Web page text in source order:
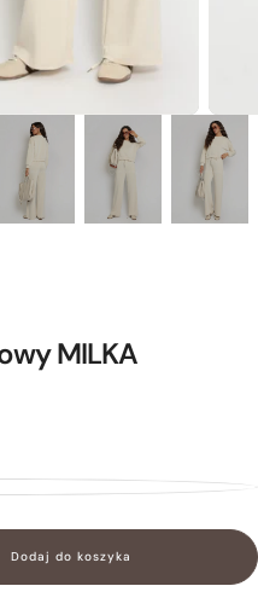
MILKA
Dodaj do koszyka